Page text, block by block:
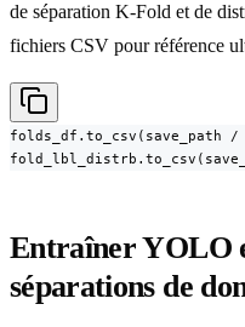
de séparation K-Fold et de
fichiers CSV pour référence
folds_df.to_csv(save_path
Entraîner YOLO
séparations de